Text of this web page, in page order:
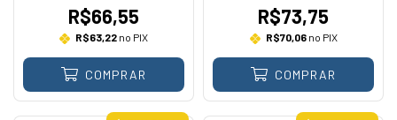
R$66,55
R$63,22 no PIX
COMPRAR
R$73,75
R$70,06no PIX
COMPRAR